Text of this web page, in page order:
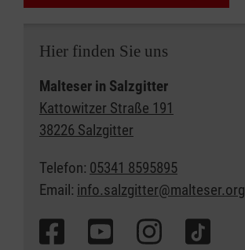
Hier finden Sie uns
Malteser in Salzgitter
Kattowitzer Straße 191
38226 Salzgitter
Telefon: 05341 8595895
Email: info.salzgitter@malteser.org